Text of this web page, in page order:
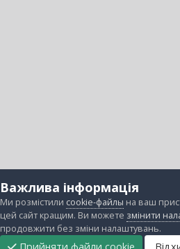
Важлива інформація
Ми розмістили cookie-файлы на ваш
цей сайт кращим. Ви можете змінити
продовжити без зміни налаштувань.